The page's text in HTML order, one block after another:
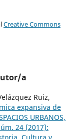
Creative Commons
a
Ruiz,
expansiva de
URBANOS,
24 (2017):
Cultura y